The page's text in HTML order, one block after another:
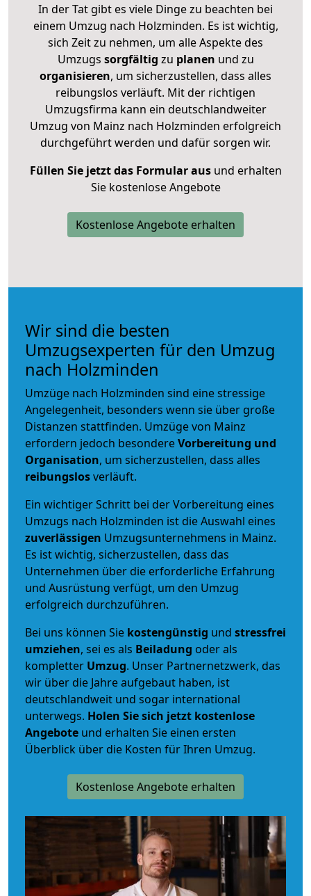
In der Tat gibt es viele Dinge zu beachten bei
einem Umzug nach Holzminden. Es ist wichtig,
sich Zeit zu nehmen, um alle Aspekte des
Umzugs sorgfältig zu planen und zu
organisieren, um sicherzustellen, dass alles
reibungslos verläuft. Mit der richtigen
Umzugsfirma kann ein deutschlandweiter
Umzug von Mainz nach Holzminden erfolgreich
durchgeführt werden und dafür sorgen wir.
Füllen Sie jetzt das Formular ausund erhalten
Sie kostenlose Angebote
Kostenlose Angebote erhalten
Wir sind die besten
Umzugsexperten für den Umzug
nach Holzminden
Umzüge nach Holzminden sind eine stressige
Angelegenheit, besonders wenn sie über große
Distanzen stattfinden. Umzüge von Mainz
erfordern jedoch besondereVorbereitung und
Organisation, um sicherzustellen, dass alles
reibungslosverläuft.
Ein wichtiger Schritt bei der Vorbereitung eines
Umzugs nach Holzminden ist die Auswahl eines
zuverlässigen Umzugsunternehmens in Mainz.
Es ist wichtig, sicherzustellen, dass das
Unternehmen über die erforderliche Erfahrung
und Ausrüstung verfügt, um den Umzug
erfolgreich durchzuführen.
Bei uns können Sie kostengünstig und stressfrei
umziehen, sei es als Beiladung oder als
kompletter Umzug. Unser Partnernetzwerk, das
wir über die Jahre aufgebaut haben, ist
deutschlandweit und sogar international
unterwegs. Holen Sie sich jetzt kostenlose
Angebote und erhalten Sie einen ersten
Überblick über die Kosten für Ihren Umzug.
Kostenlose Angebote erhalten